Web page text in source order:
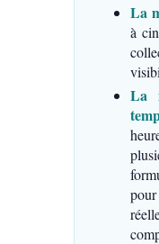
La
à
La